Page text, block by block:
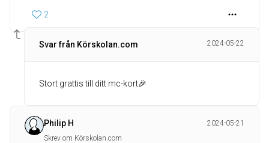
2
Svar från Körskolan.com 2024-05-22
Stort grattis till ditt mc-kort🎉
Philip H
2024-05-21
Skrev om Körskolan.com